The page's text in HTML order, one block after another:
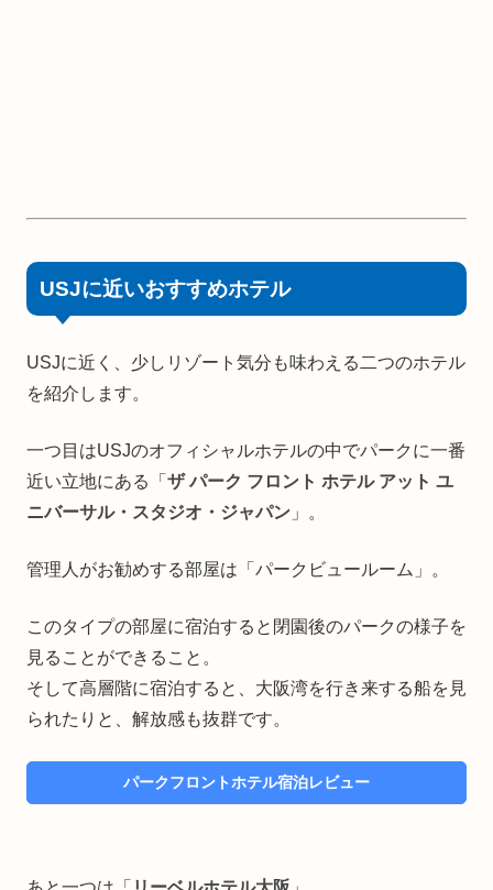
USJに近いおすすめホテル
USJに近く、少しリゾート気分も味わえる二つのホテル
を紹介します。
一つ目はUSJのオフィシャルホテルの中でパークに一番
近い立地にある「 ザ パーク フロント ホテル アット ユ
ニバーサル・スタジオ・ジャパン 」。
管理人がお勧めする部屋は「パークビュールーム」。
このタイプの部屋に宿泊すると閉園後のパークの様子を
見ることができること。
そして高層階に宿泊すると、大阪湾を行き来する船を見
られたりと、解放感も抜群です。
パークフロントホテル宿泊レビュー